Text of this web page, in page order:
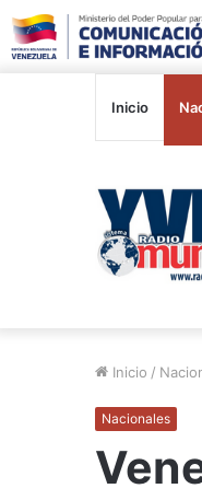
Inicio
Inicio /
Nacionales